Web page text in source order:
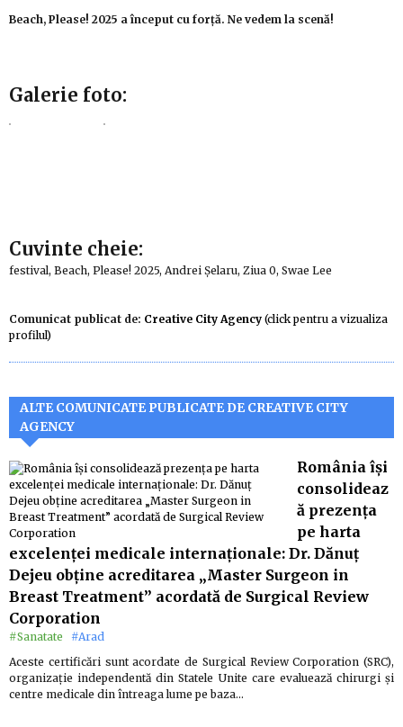
Beach, Please! 2025 a început cu forță. Ne vedem la scenă!
Galerie foto:
Cuvinte cheie:
festival, Beach, Please! 2025, Andrei Șelaru, Ziua 0, Swae Lee
Comunicat publicat de: Creative City Agency (click pentru a vizualiza
profilul)
ALTE COMUNICATE PUBLICATE DE CREATIVE CITY
AGENCY
România își
consolideaz
ă prezența
pe harta
excelenței medicale internaționale: Dr. Dănuț
Dejeu obține acreditarea „Master Surgeon in
Breast Treatment” acordată de Surgical Review
Corporation
#Sanatate
#Arad
Aceste certificări sunt acordate de Surgical Review Corporation (SRC),
organizație independentă din Statele Unite care evaluează chirurgi și
centre medicale din întreaga lume pe baza…